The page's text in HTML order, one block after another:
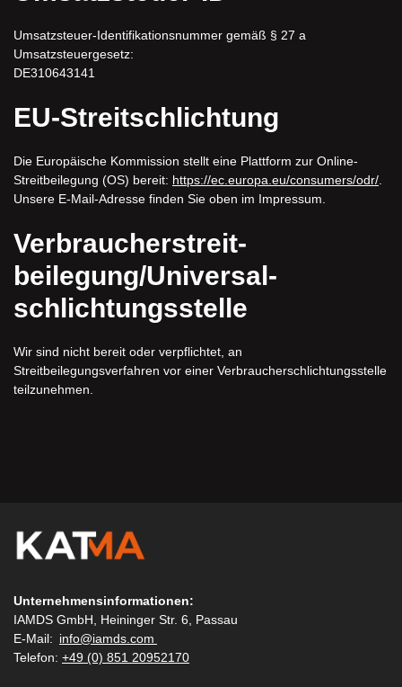
Umsatzsteuer-Identifikationsnummer gemäß § 27 a
Umsatzsteuergesetz:
DE310643141
EU-Streitschlichtung
Die Europäische Kommission stellt eine Plattform zur Online-
Streitbeilegung (OS) bereit: https://ec.europa.eu/consumers/odr/
Unsere E-Mail-Adresse finden Sie oben im Impressum.
Verbraucher­streit­
beilegung/Universal­
schlichtungs­stelle
Wir sind nicht bereit oder verpflichtet, an
Streitbeilegungsverfahren vor einer Verbraucherschlichtungsstelle
teilzunehmen.
Unternehmensinformationen:
IAMDS GmbH, Heininger Str. 6, Passau
E-Mail: info@iamds.com
Telefon: +49 (0) 851 20952170